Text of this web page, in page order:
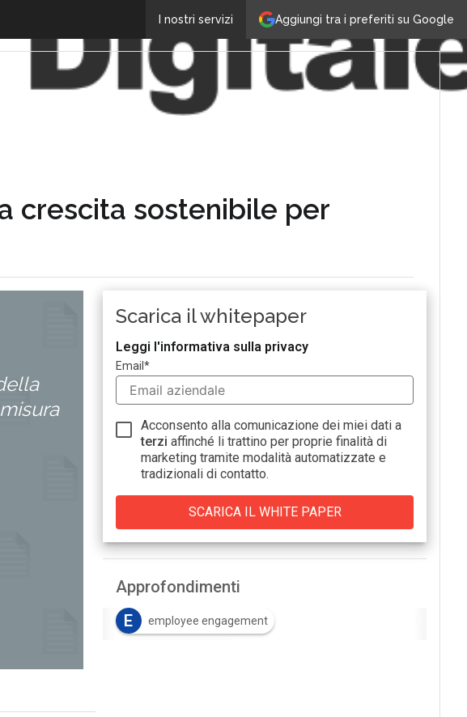
Aggiungi tra i preferiti su Google
I nostri servizi
crescita sostenibile per
Scarica il whitepaper
Leggi l'informativa sulla privacy
Email *
Acconsento alla comunicazione dei miei dati a
terzi affinché li trattino per proprie finalità di
marketing tramite modalità automatizzate e
tradizionali di contatto.
Approfondimenti
E
employee engagement